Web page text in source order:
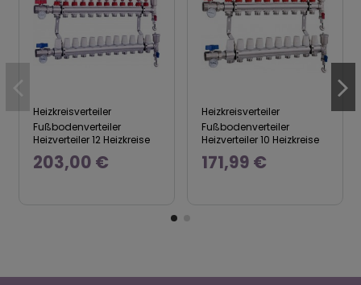
Heizkreisverteiler
Fußbodenverteiler
Heizverteiler 12 Heizkreise
203,00 €
Heizkreisverteiler
Fußbodenverteiler
Heizverteiler 10 Heizkreise
171,99 €